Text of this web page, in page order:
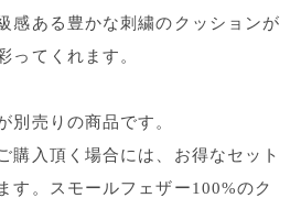
感ある豊かな刺繍のクッションが
ってくれます。
売りの商品です。
購入頂く場合には、お得なセット
す。スモールフェザー100%のク